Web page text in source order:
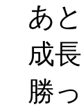
あ
成
勝